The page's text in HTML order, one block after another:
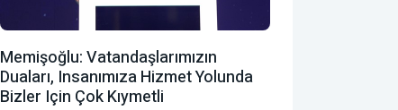
Memişoğlu: Vatandaşlarımızın
Duaları, Insanımıza Hizmet Yolunda
Bizler Için Çok Kıymetli